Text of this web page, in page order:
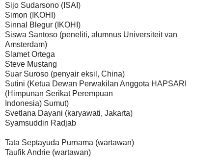
Sijo Sudarsono (ISAI)
Simon (IKOHI)
Sinnal Blegur (IKOHI)
Siswa Santoso (peneliti, alumnus Universiteit van
Amsterdam)
Slamet Ortega
Steve Mustang
Suar Suroso (penyair eksil, China)
Sutini (Ketua Dewan Perwakilan Anggota HAPSARI
(Himpunan Serikat Perempuan
Indonesia) Sumut)
Svetlana Dayani (karyawati, Jakarta)
Syamsuddin Radjab
Tata Septayuda Purnama (wartawan)
Taufik Andrie (wartawan)